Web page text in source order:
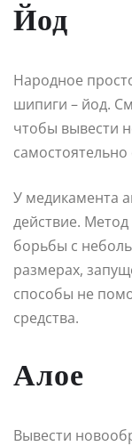
Йод
Народное
шипиги – йод.
чтобы вывести
самостоятельно
У медикамента
действие.
борьбы с
размерах,
способы не
средства.
Алое
Вывести